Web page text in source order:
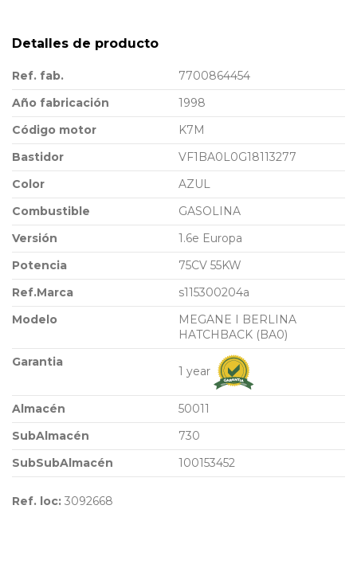
Detalles de producto
Ref. fab.
7700864454
Año fabricación
1998
Código motor
K7M
Bastidor
VF1BA0L0G18113277
Color
AZUL
Combustible
GASOLINA
Versión
1.6e Europa
Potencia
75CV 55KW
Ref.Marca
s115300204a
Modelo
MEGANE I BERLINA
HATCHBACK (BA0)
Garantia
1 year
Almacén
50011
SubAlmacén
730
SubSubAlmacén
100153452
Ref. loc: 3092668